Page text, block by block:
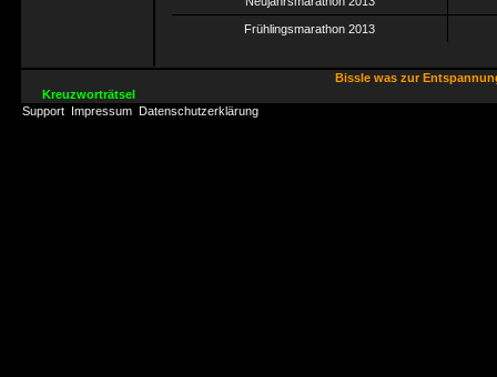
Frühlingsmarathon 2013
Bissle was zur
Kreuzworträtsel
Support Impressum Datenschutzerklärung